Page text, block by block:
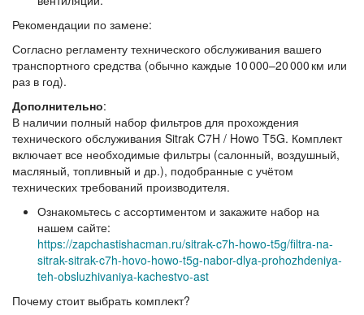
Рекомендации по замене:
Согласно регламенту технического обслуживания вашего
транспортного средства (обычно каждые 10 000–20 000 км или
раз в год).
Дополнительно:
В наличии полный набор фильтров для прохождения
технического обслуживания Sitrak C7H / Howo T5G. Комплект
включает все необходимые фильтры (салонный, воздушный,
масляный, топливный и др.), подобранные с учётом
технических требований производителя.
Ознакомьтесь с ассортиментом и закажите набор на
нашем сайте:
https://zapchastishacman.ru/sitrak-c7h-howo-t5g/filtra-na-
sitrak-sitrak-c7h-hovo-howo-t5g-nabor-dlya-prohozhdeniya-
teh-obsluzhivaniya-kachestvo-ast
Почему стоит выбрать комплект?